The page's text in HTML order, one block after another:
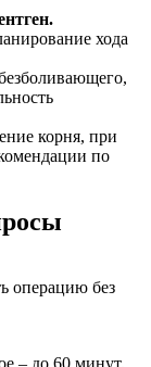
хода
корня, при
по
операцию без
– до 60 минут.